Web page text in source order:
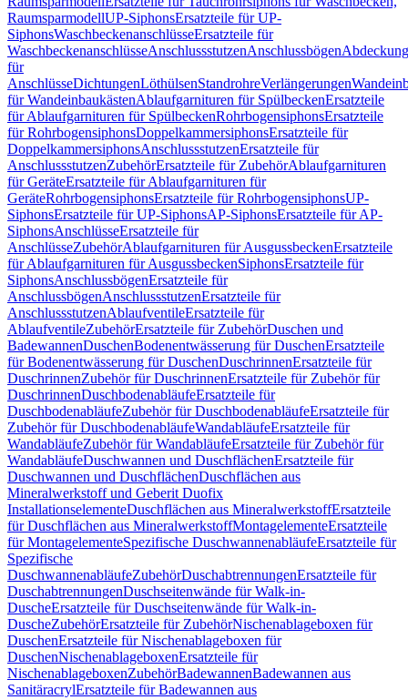
RaumsparmodellUP-SiphonsErsatzteile für UP-
SiphonsWaschbeckenanschlüsseErsatzteile für
WaschbeckenanschlüsseAnschlussstutzenAnschlussbögen
für
AnschlüsseDichtungenLöthülsenStandrohreVerlängerungen
für WandeinbaukästenAblaufgarnituren für SpülbeckenErsatzteile
für Ablaufgarnituren für SpülbeckenRohrbogensiphonsErsatzteile
für RohrbogensiphonsDoppelkammersiphonsErsatzteile für
DoppelkammersiphonsAnschlussstutzenErsatzteile für
AnschlussstutzenZubehörErsatzteile für ZubehörAblaufgarnituren
für GeräteErsatzteile für Ablaufgarnituren für
GeräteRohrbogensiphonsErsatzteile für RohrbogensiphonsUP-
SiphonsErsatzteile für UP-SiphonsAP-SiphonsErsatzteile für AP-
SiphonsAnschlüsseErsatzteile für
AnschlüsseZubehörAblaufgarnituren für AusgussbeckenErsatzteile
für Ablaufgarnituren für AusgussbeckenSiphonsErsatzteile für
SiphonsAnschlussbögenErsatzteile für
AnschlussbögenAnschlussstutzenErsatzteile für
AnschlussstutzenAblaufventileErsatzteile für
AblaufventileZubehörErsatzteile für ZubehörDuschen und
BadewannenDuschenBodenentwässerung für DuschenErsatzteile
für Bodenentwässerung für DuschenDuschrinnenErsatzteile für
DuschrinnenZubehör für DuschrinnenErsatzteile für Zubehör für
DuschrinnenDuschbodenabläufeErsatzteile für
DuschbodenabläufeZubehör für DuschbodenabläufeErsatzteile für
Zubehör für DuschbodenabläufeWandabläufeErsatzteile für
WandabläufeZubehör für WandabläufeErsatzteile für Zubehör für
WandabläufeDuschwannen und DuschflächenErsatzteile für
Duschwannen und DuschflächenDuschflächen aus
Mineralwerkstoff und Geberit Duofix
InstallationselementeDuschflächen aus MineralwerkstoffErsatzteile
für Duschflächen aus MineralwerkstoffMontagelementeErsatzteile
für MontagelementeSpezifische DuschwannenabläufeErsatzteile für
Spezifische
DuschwannenabläufeZubehörDuschabtrennungenErsatzteile für
DuschabtrennungenDuschseitenwände für Walk-in-
DuscheErsatzteile für Duschseitenwände für Walk-in-
DuscheZubehörErsatzteile für ZubehörNischenablageboxen für
DuschenErsatzteile für Nischenablageboxen für
DuschenNischenablageboxenErsatzteile für
NischenablageboxenZubehörBadewannenBadewannen aus
SanitäracrylErsatzteile für Badewannen aus